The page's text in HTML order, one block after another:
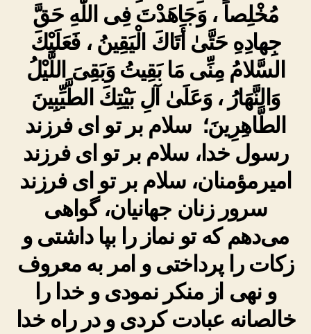
مُخْلِصاً ، وَجَاهَدْتَ فِى اللّٰهِ حَقَّ
جِهادِهِ حَتَّىٰ أَتَاكَ الْيَقِينُ ، فَعَلَيْكَ
السَّلامُ مِنِّى مَا بَقِيتُ وَبَقِىَ اللَّيْلُ
وَالنَّهَارُ ، وَعَلَىٰ آلِ بَيْتِكَ الطَّيِّبِينَ
الطَّاهِرِينَ؛ سلام بر تو ای فرزند
رسول خدا، سلام بر تو ای فرزند
امیرمؤمنان، سلام بر تو ای فرزند
سرور زنان جهانیان، گواهی
می‌دهم که تو نماز را بپا داشتی و
زکات را پرداختی و امر به معروف
و نهی از منکر نمودی و خدا را
خالصانه عبادت کردی و در راه خدا